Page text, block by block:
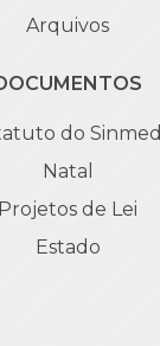
Arquivos
do Sinmed
Natal
Projetos de Lei
Estado